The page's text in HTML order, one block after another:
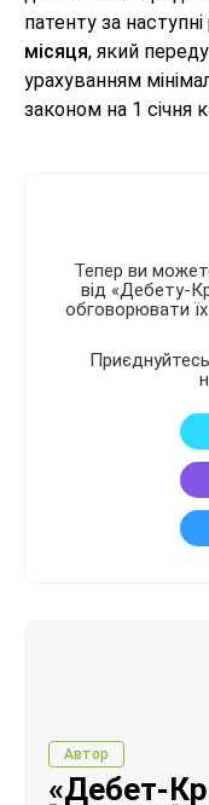
патенту за
місяця, який
урахуванням
законом на 1 січня
Тепер ви
від «Дебету-
обговорювати їх
Приєднуйтесь
Автор
«Дебет-